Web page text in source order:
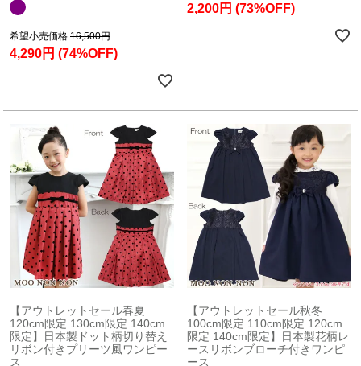
希望小売価格 16,500円
4,290円 (74%OFF)
2,200円 (73%OFF)
【アウトレットセール春夏
120cm限定 130cm限定 140cm
限定】日本製ドット柄切り替え
リボン付きプリーツ風ワンピー
ス
【アウトレットセール秋冬
100cm限定 110cm限定 120cm
限定 140cm限定】日本製花柄レ
ースリボンブローチ付きワンピ
ース